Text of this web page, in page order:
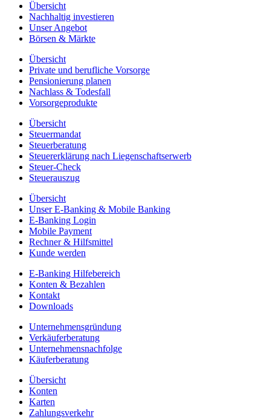
Übersicht
Nachhaltig investieren
Unser Angebot
Börsen & Märkte
Übersicht
Private und berufliche Vorsorge
Pensionierung planen
Nachlass & Todesfall
Vorsorgeprodukte
Übersicht
Steuermandat
Steuerberatung
Steuererklärung nach Liegenschaftserwerb
Steuer-Check
Steuerauszug
Übersicht
Unser E-Banking & Mobile Banking
E-Banking Login
Mobile Payment
Rechner & Hilfsmittel
Kunde werden
E-Banking Hilfebereich
Konten & Bezahlen
Kontakt
Downloads
Unternehmensgründung
Verkäuferberatung
Unternehmensnachfolge
Käuferberatung
Übersicht
Konten
Karten
Zahlungsverkehr